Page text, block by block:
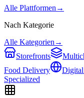
Alle Plattformen →
Nach Kategorie
Alle Kategorien →
Storefronts
Food Delivery
Digital
Specialized